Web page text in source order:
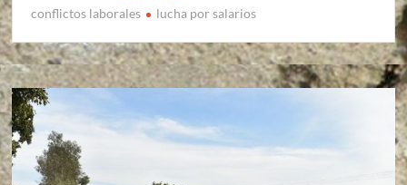
conflictos laborales lucha por salarios